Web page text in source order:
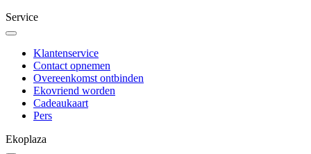
Service
Klantenservice
Contact opnemen
Overeenkomst ontbinden
Ekovriend worden
Cadeaukaart
Pers
Ekoplaza